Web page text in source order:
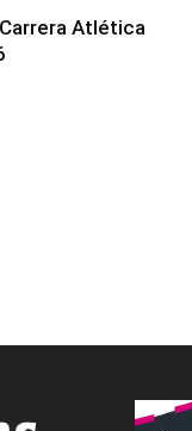
Atlética